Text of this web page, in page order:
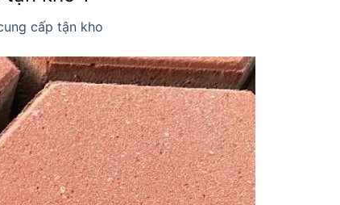
cấp tận kho